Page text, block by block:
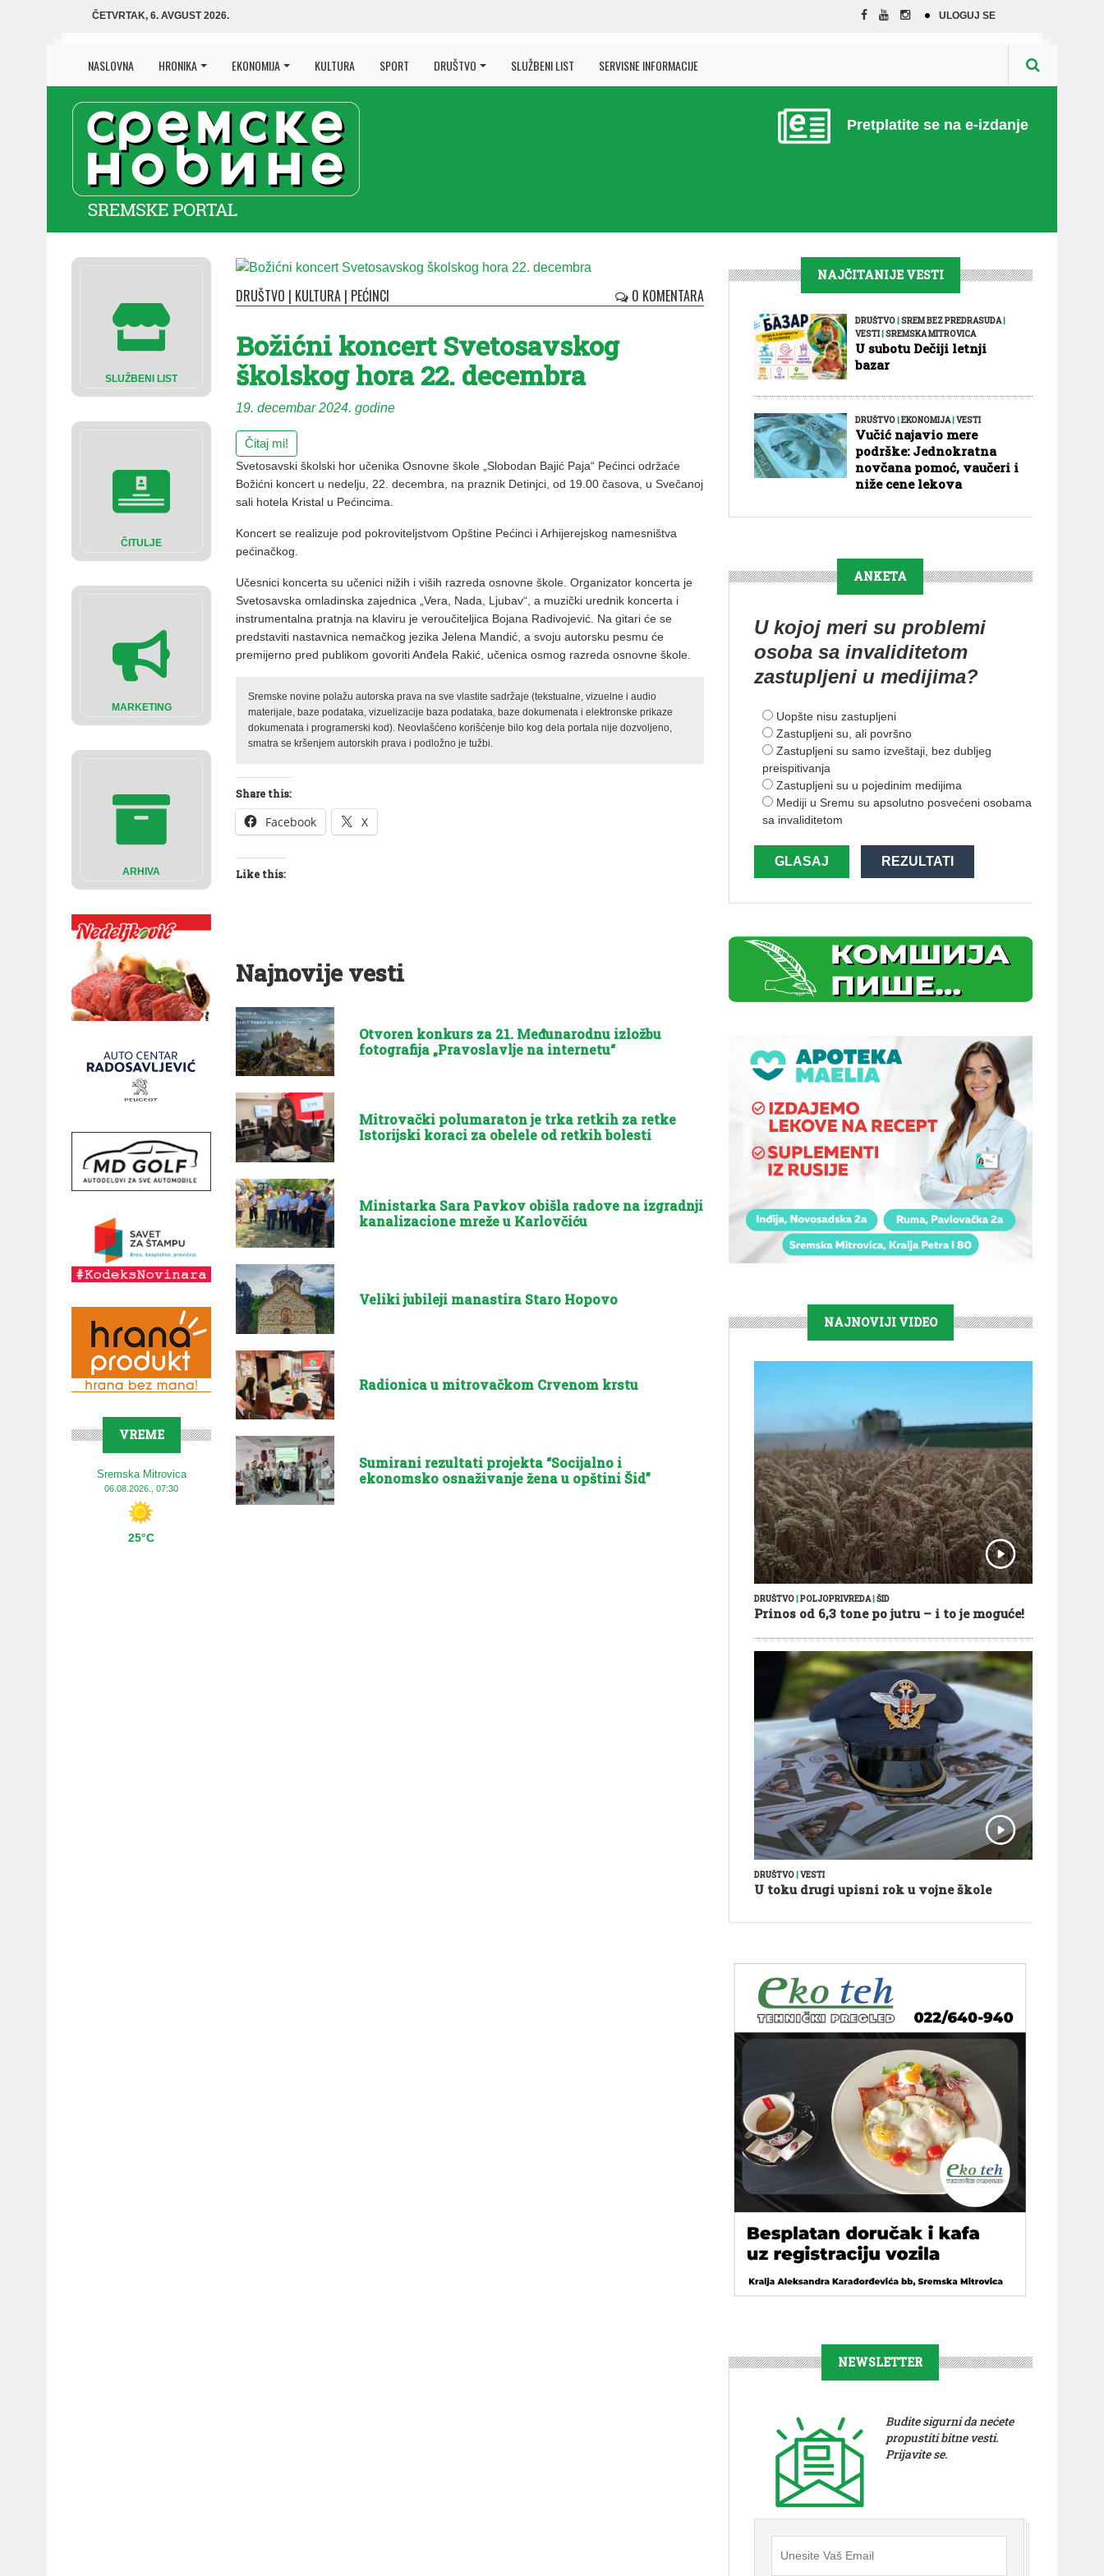
ČETVRTAK, 6. AVGUST 2026. ULOGUJ SE
NASLOVNA HRONIKA EKONOMIJA KULTURA SPORT DRUŠTVO SLUŽBENI LIST SERVISNE INFORMACIJE
Pretplatite se na e-izdanje
SLUŽBENI LIST
ČITULJE
MARKETING
ARHIVA
VREME
Sremska Mitrovica
06.08.2026., 07:30
25°C
DRUŠTVO | KULTURA | PEĆINCI 0 KOMENTARA
Božićni koncert Svetosavskog
školskog hora 22. decembra
19. decembar 2024. godine
Čitaj mi!
Svetosavski školski hor učenika Osnovne škole „Slobodan Bajić Paja“ Pećinci održaće
Božićni koncert u nedelju, 22. decembra, na praznik Detinjci, od 19.00 časova, u Svečanoj
sali hotela Kristal u Pećincima.
Koncert se realizuje pod pokroviteljstvom Opštine Pećinci i Arhijerejskog namesništva
pećinačkog.
Učesnici koncerta su učenici nižih i viših razreda osnovne škole. Organizator koncerta je
Svetosavska omladinska zajednica „Vera, Nada, Ljubav“, a muzički urednik koncerta i
instrumentalna pratnja na klaviru je veroučiteljica Bojana Radivojević. Na gitari će se
predstaviti nastavnica nemačkog jezika Jelena Mandić, a svoju autorsku pesmu će
premijerno pred publikom govoriti Anđela Rakić, učenica osmog razreda osnovne škole.
Sremske novine polažu autorska prava na sve vlastite sadržaje (tekstualne, vizuelne i audio
materijale, baze podataka, vizuelizacije baza podataka, baze dokumenata i elektronske prikaze
dokumenata i programerski kod). Neovlašćeno korišćenje bilo kog dela portala nije dozvoljeno,
smatra se kršenjem autorskih prava i podložno je tužbi.
Share this:
Facebook X
Like this:
Najnovije vesti
Otvoren konkurs za 21. Međunarodnu izložbu
fotografija „Pravoslavlje na internetu“
Mitrovački polumaraton je trka retkih za retke
Istorijski koraci za obelele od retkih bolesti
Ministarka Sara Pavkov obišla radove na izgradnji
kanalizacione mreže u Karlovčiću
Veliki jubileji manastira Staro Hopovo
Radionica u mitrovačkom Crvenom krstu
Sumirani rezultati projekta “Socijalno i
ekonomsko osnaživanje žena u opštini Šid”
NAJČITANIJE VESTI
DRUŠTVO|SREM BEZ PREDRASUDA|
VESTI|SREMSKA MITROVICA
U subotu Dečiji letnji
bazar
DRUŠTVO|EKONOMIJA|VESTI
Vučić najavio mere
podrške: Jednokratna
novčana pomoć, vaučeri i
niže cene lekova
ANKETA
U kojoj meri su problemi
osoba sa invaliditetom
zastupljeni u medijima?
Uopšte nisu zastupljeni
Zastupljeni su, ali površno
Zastupljeni su samo izveštaji, bez dubljeg
preispitivanja
Zastupljeni su u pojedinim medijima
Mediji u Sremu su apsolutno posvećeni osobama
sa invaliditetom
GLASAJ REZULTATI
NAJNOVIJI VIDEO
DRUŠTVO|POLJOPRIVREDA|ŠID
Prinos od 6,3 tone po jutru – i to je moguće!
DRUŠTVO VESTI
U toku drugi upisni rok u vojne škole
NEWSLETTER
Budite sigurni da nećete
propustiti bitne vesti.
Prijavite se.